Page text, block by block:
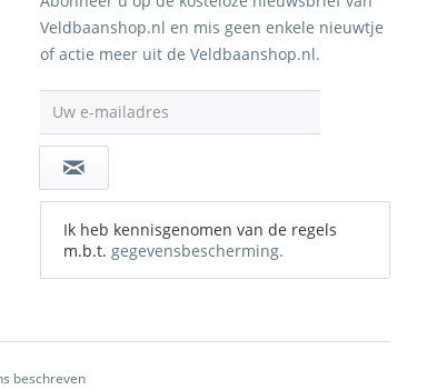
Veldbaanshop.nl en mis geen enkele nieuwtje
of actie meer uit de Veldbaanshop.nl.
Uw e-mailadres
Ik heb kennisgenomen van de regels
m.b.t. gegevensbescherming.
beschreven